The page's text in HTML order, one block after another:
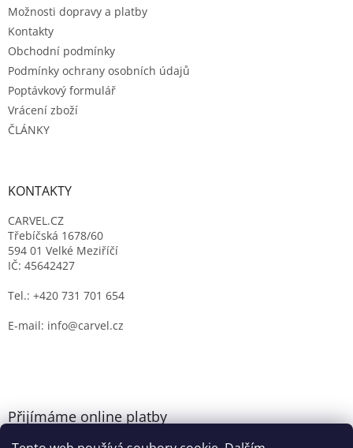
Možnosti dopravy a platby
Kontakty
Obchodní podmínky
Podmínky ochrany osobních údajů
Poptávkový formulář
Vrácení zboží
ČLÁNKY
KONTAKTY
CARVEL.CZ
Třebíčská 1678/60
594 01 Velké Meziříčí
IČ: 45642427
Tel.: +420 731 701 654
E-mail: info@carvel.cz
Přijímáme online platby